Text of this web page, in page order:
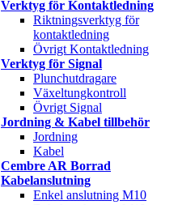
Verktyg för Kontaktledning
Riktningsverktyg för
kontaktledning
Övrigt Kontaktledning
Verktyg för Signal
Plunchutdragare
Växeltungkontroll
Övrigt Signal
Jordning & Kabel tillbehör
Jordning
Kabel
Cembre AR Borrad
Kabelanslutning
Enkel anslutning M10